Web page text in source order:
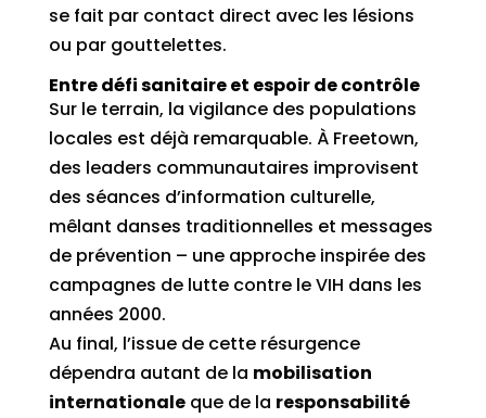
se fait par contact direct avec les lésions
ou par gouttelettes.
Entre défi sanitaire et espoir de contrôle
Sur le terrain, la vigilance des populations
locales est déjà remarquable. À Freetown,
des leaders communautaires improvisent
des séances d’information culturelle,
mêlant danses traditionnelles et messages
de prévention – une approche inspirée des
campagnes de lutte contre le VIH dans les
années 2000.
Au final, l’issue de cette résurgence
dépendra autant de la mobilisation
internationaleque de la responsabilité